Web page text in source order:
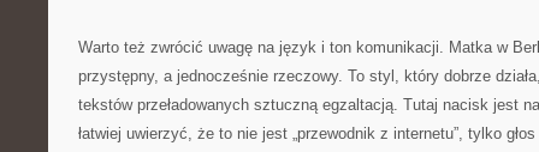
Warto też zwrócić uwagę na język i ton komunikacji. Matka w
przystępny, a jednocześnie rzeczowy. To styl, który dobrze
tekstów przeładowanych sztuczną egzaltacją. Tutaj nacisk jest
łatwiej uwierzyć, że to nie jest „przewodnik z internetu”, tylko